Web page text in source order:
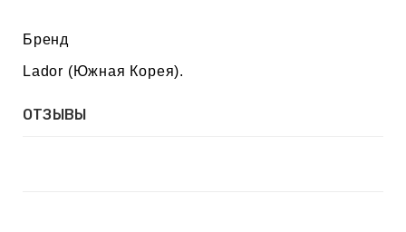
Бренд
Lador (Южная Корея).
ОТЗЫВЫ